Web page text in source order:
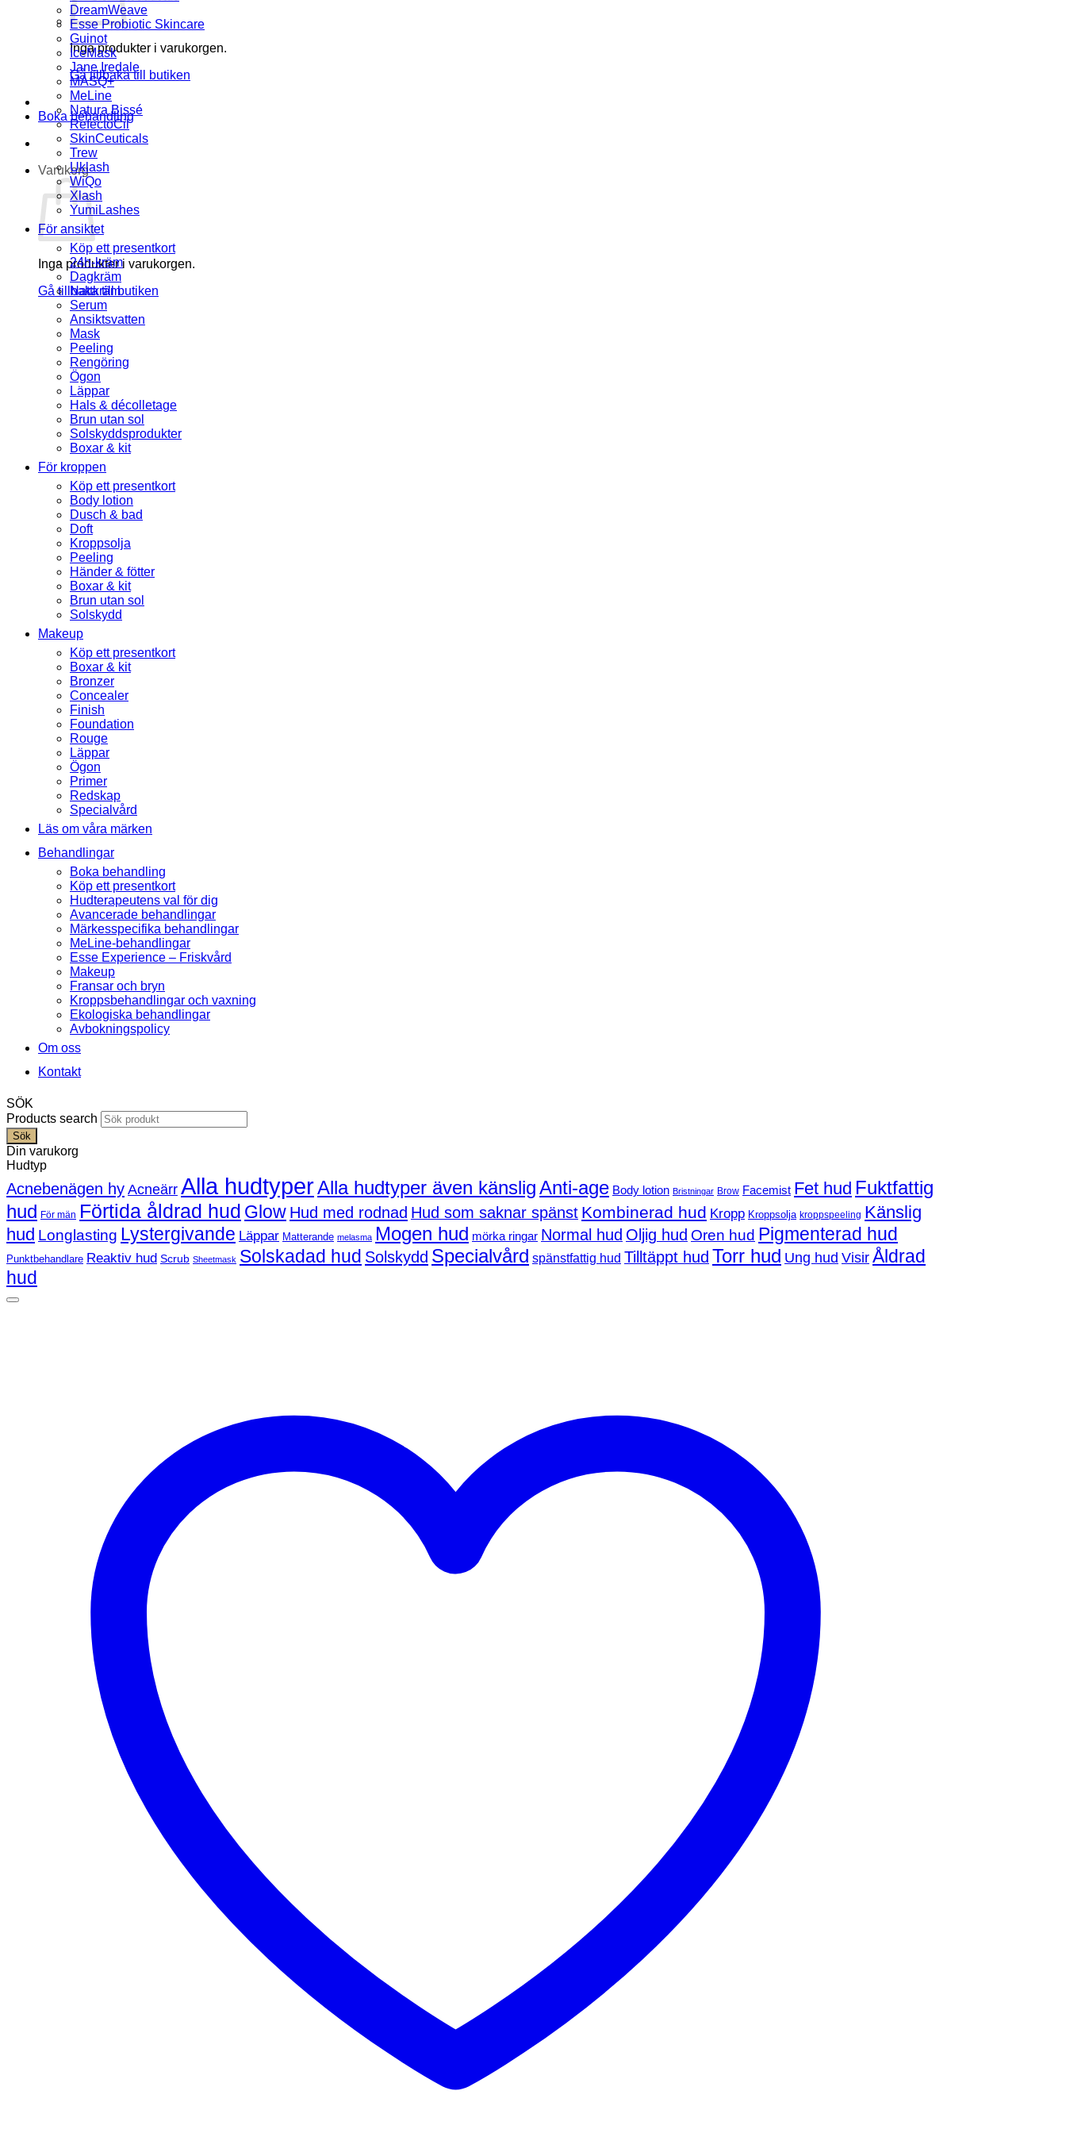
Inga produkter i varukorgen.
Gå tillbaka till butiken
Boka behandling
Varukorg
Inga produkter i varukorgen.
Gå tillbaka till butiken
DreamWeave
Esse Probiotic Skincare
Guinot
IceMask
Jane Iredale
MASQ+
MeLine
Natura Bissé
RefectoCil
SkinCeuticals
Trew
Uklash
WiQo
Xlash
YumiLashes
För ansiktet
Köp ett presentkort
24h-kräm
Dagkräm
Nattkräm
Serum
Ansiktsvatten
Mask
Peeling
Rengöring
Ögon
Läppar
Hals & décolletage
Brun utan sol
Solskyddsprodukter
Boxar & kit
För kroppen
Köp ett presentkort
Body lotion
Dusch & bad
Doft
Kroppsolja
Peeling
Händer & fötter
Boxar & kit
Brun utan sol
Solskydd
Makeup
Köp ett presentkort
Boxar & kit
Bronzer
Concealer
Finish
Foundation
Rouge
Läppar
Ögon
Primer
Redskap
Specialvård
Läs om våra märken
Behandlingar
Boka behandling
Köp ett presentkort
Hudterapeutens val för dig
Avancerade behandlingar
Märkesspecifika behandlingar
MeLine-behandlingar
Esse Experience – Friskvård
Makeup
Fransar och bryn
Kroppsbehandlingar och vaxning
Ekologiska behandlingar
Avbokningspolicy
Om oss
Kontakt
SÖK
Products search
Sök
Din varukorg
Hudtyp
Acnebenägen hy Acneärr Alla hudtyperAlla hudtyper även känsligAnti-age Body lotion Bristningar Brow Facemist Fet hud Fuktfattig
hud För män Förtida åldrad hud Glow Hud med rodnad Hud som saknar spänst Kombinerad hud Kropp Kroppsolja kroppspeeling Känslig
hud Longlasting Lystergivande Läppar Matterande melasma Mogen hud mörka ringar Normal hud Oljig hud Oren hud Pigmenterad hud
Punktbehandlare Reaktiv hud Scrub Sheetmask Solskadad hud Solskydd Specialvård spänstfattig hud Tilltäppt hud Torr hud Ung hud VisirÅldrad
hud